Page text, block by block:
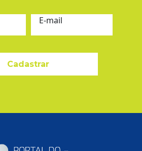
E-mail
Cadastrar